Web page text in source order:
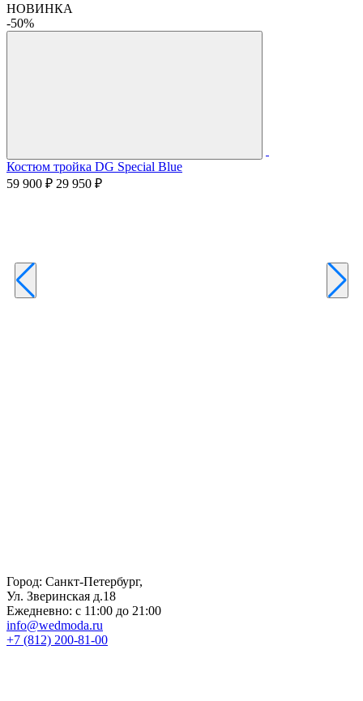
НОВИНКА
-50%
Костюм тройка DG Special Blue
59 900 ₽ 29 950 ₽
Город: Санкт-Петербург,
Ул. Зверинская д.18
Ежедневно: с 11:00 до 21:00
info@wedmoda.ru
+7 (812) 200-81-00